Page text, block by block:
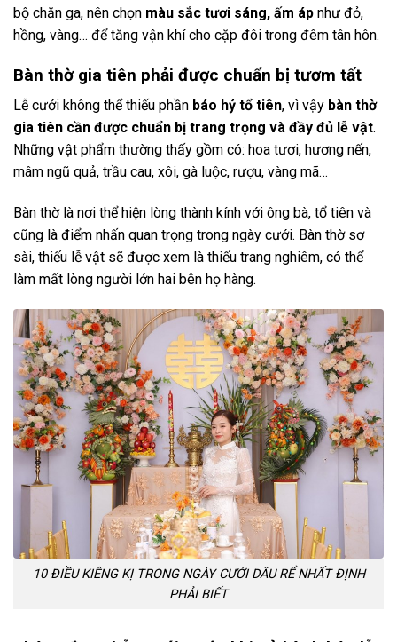
bộ chăn ga, nên chọn màu sắc tươi sáng, ấm áp như đỏ,
hồng, vàng… để tăng vận khí cho cặp đôi trong đêm tân hôn.
Bàn thờ gia tiên phải được chuẩn bị tươm tất
Lễ cưới không thể thiếu phần báo hỷ tổ tiên, vì vậy bàn thờ
gia tiên cần được chuẩn bị trang trọng và đầy đủ lễ vật.
Những vật phẩm thường thấy gồm có: hoa tươi, hương nến,
mâm ngũ quả, trầu cau, xôi, gà luộc, rượu, vàng mã…
Bàn thờ là nơi thể hiện lòng thành kính với ông bà, tổ tiên và
cũng là điểm nhấn quan trọng trong ngày cưới. Bàn thờ sơ
sài, thiếu lễ vật sẽ được xem là thiếu trang nghiêm, có thể
làm mất lòng người lớn hai bên họ hàng.
10 ĐIỀU KIÊNG KỊ TRONG NGÀY CƯỚI DÂU RỂ NHẤT ĐỊNH
PHẢI BIẾT